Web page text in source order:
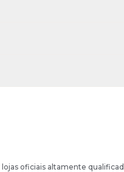
oficiais altamente